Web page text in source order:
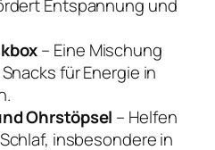
Entspannung und
– Eine Mischung
für Energie in
Ohrstöpsel – Helfen
insbesondere in